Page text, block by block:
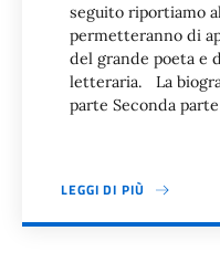
seguito riportiamo
permetteranno di
del grande poeta e
letteraria. La
parte Seconda
LEGGI DI PIÙ